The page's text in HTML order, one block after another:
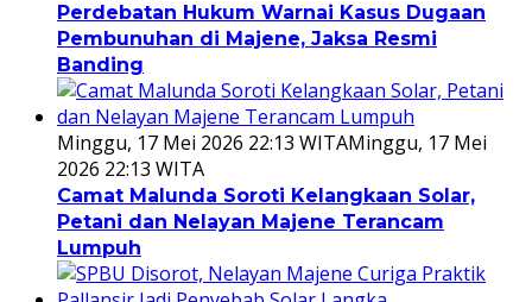
Perdebatan Hukum Warnai Kasus Dugaan
Pembunuhan di Majene, Jaksa Resmi
Banding
Minggu, 17 Mei 2026 22:13 WITAMinggu, 17 Mei
2026 22:13 WITA
Camat Malunda Soroti Kelangkaan Solar,
Petani dan Nelayan Majene Terancam
Lumpuh